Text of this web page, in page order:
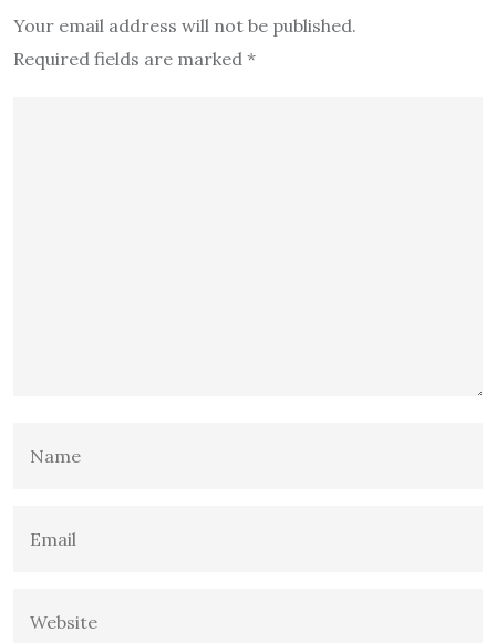
Your email address will not be published.
Required fields are marked *